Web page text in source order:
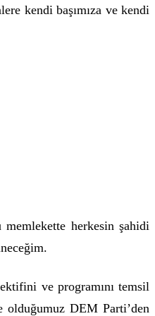
kendi başımıza ve kendi
herkesin şahidi
ve programını temsil
olduğumuz DEM Parti’den